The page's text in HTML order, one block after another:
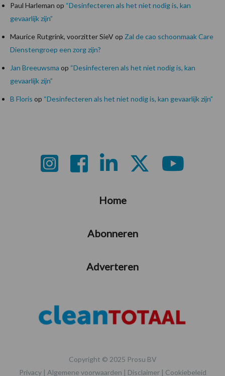
Paul Harleman op “Desinfecteren als het niet nodig is, kan
gevaarlijk zijn”
Maurice Rutgrink, voorzitter SieVop Zal de cao schoonmaak Care
Dienstengroep een zorg zijn?
Jan Breeuwsma op “Desinfecteren als het niet nodig is, kan
gevaarlijk zijn”
B Floris op “Desinfecteren als het niet nodig is, kan gevaarlijk zijn”
Home
Abonneren
Adverteren
Copyright © 2025 Prosu BV
Privacy| Algemene voorwaarden | Disclaimer| Cookiebeleid